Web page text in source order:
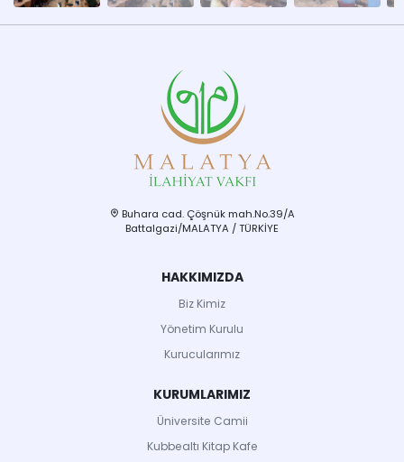
Buhara cad. Çöşnük mah.No.39/A
Battalgazi/MALATYA / TÜRKİYE
HAKKIMIZDA
Biz Kimiz
Yönetim Kurulu
Kurucularımız
KURUMLARIMIZ
Üniversite Camii
Kubbealtı Kitap Kafe